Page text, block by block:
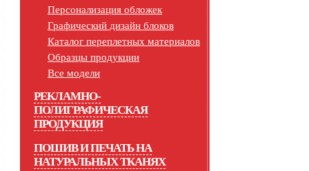
Персонализация обложек
Графический дизайн блоков
Каталог переплетных материалов
Образцы продукции
Все модели
РЕКЛАМНО-
ПОЛИГРАФИЧЕСКАЯ
ПРОДУКЦИЯ
ПОШИВ И ПЕЧАТЬ НА
НАТУРАЛЬНЫХ ТКАНЯХ